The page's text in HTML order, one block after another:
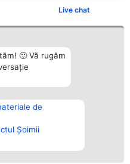
Live chat
🙂 Vă rugăm
de
Șoimii
Contact